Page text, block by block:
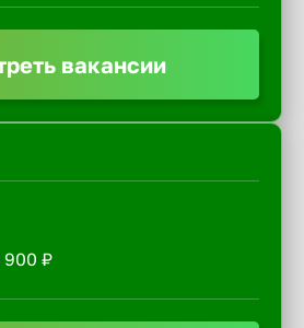
вакансии
900 ₽